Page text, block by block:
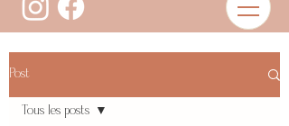
Post
Tous les posts